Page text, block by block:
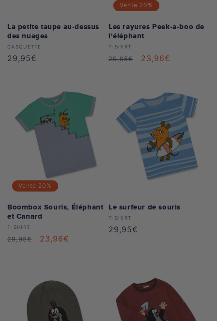
La petite taupe au-dessus
des nuages
Distributeur :
CASQUETTE
Prix
29,95€
Vente 20%
Les rayures Peek-a-boo de
l'éléphant
Distributeur :
T-SHIRT
Prix
29,95€
Prix
23,96€
Vente 20%
Boombox Souris, Éléphant
et Canard
Distributeur :
T-SHIRT
Prix
29,95€
Prix
23,96€
Le surfeur de souris
Distributeur :
T-SHIRT
Prix
29,95€